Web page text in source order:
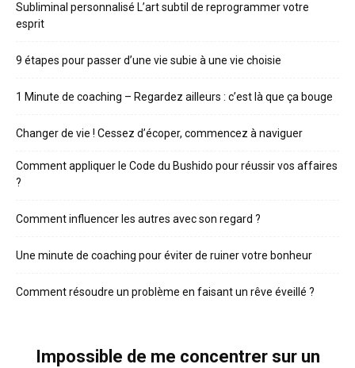
Subliminal personnalisé L’art subtil de reprogrammer votre
esprit
9 étapes pour passer d’une vie subie à une vie choisie
1 Minute de coaching – Regardez ailleurs : c’est là que ça bouge
Changer de vie ! Cessez d’écoper, commencez à naviguer
Comment appliquer le Code du Bushido pour réussir vos affaires
?
Comment influencer les autres avec son regard ?
Une minute de coaching pour éviter de ruiner votre bonheur
Comment résoudre un problème en faisant un rêve éveillé ?
Impossible de me concentrer sur un